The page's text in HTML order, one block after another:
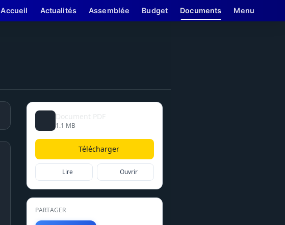
Accueil Actualités Assemblée Budget Documents Menu
Document PDF
1.1 MB
Télécharger
Lire Ouvrir
PARTAGER